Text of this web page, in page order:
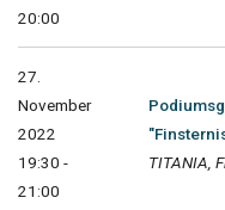
20:00
27.
November
2022
19:30 -
21:00
TITANIA,